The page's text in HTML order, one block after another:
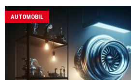
AUTOMOBIL